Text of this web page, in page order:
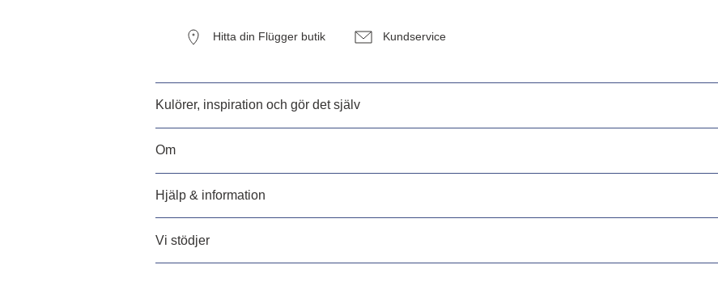
Hitta din Flügger butik Kundservice
Kulörer, inspiration och gör det själv
Om
Hjälp & information
Vi stödjer